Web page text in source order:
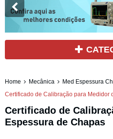
Home Mecânica
Med Espessura
Certificado de Calibração para Medidor
Certificado de
Espessura de Chapas